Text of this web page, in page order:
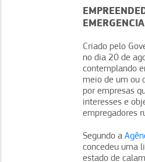
Criado pelo
no dia 20 de
contemplando
meio de um ou
por empresas
interesses e
empregadores
Segundo a
concedeu uma
estado de